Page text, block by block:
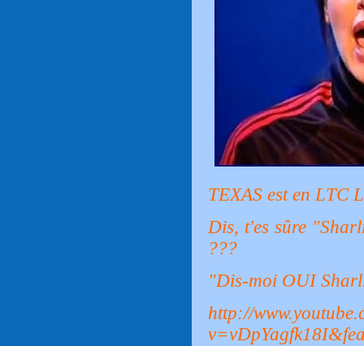
TEXAS est en LTC
Dis, t'es sûre
???
"Dis-moi OUI
http://